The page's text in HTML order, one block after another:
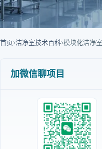
首页›洁净室技术百科›模块化洁净
加微信聊项目